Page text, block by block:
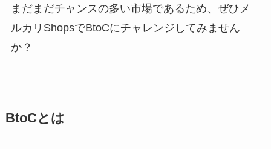
まだまだチャンスの多い市場であるため、ぜひメ
ルカリShopsでBtoCにチャレンジしてみません
か？
BtoCとは